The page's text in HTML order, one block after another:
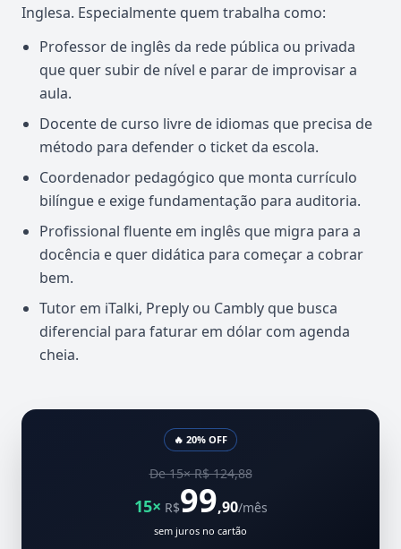
Inglesa. Especialmente quem trabalha como:
Professor de inglês da rede pública ou privada
que quer subir de nível e parar de improvisar a
aula.
Docente de curso livre de idiomas que precisa de
método para defender o ticket da escola.
Coordenador pedagógico que monta currículo
bilíngue e exige fundamentação para auditoria.
Profissional fluente em inglês que migra para a
docência e quer didática para começar a cobrar
bem.
Tutor em iTalki, Preply ou Cambly que busca
diferencial para faturar em dólar com agenda
cheia.
🔥 20% OFF
De 15× R$ 124,88
15× R$99,90/mês
sem juros no cartão